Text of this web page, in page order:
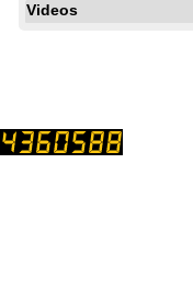
Videos